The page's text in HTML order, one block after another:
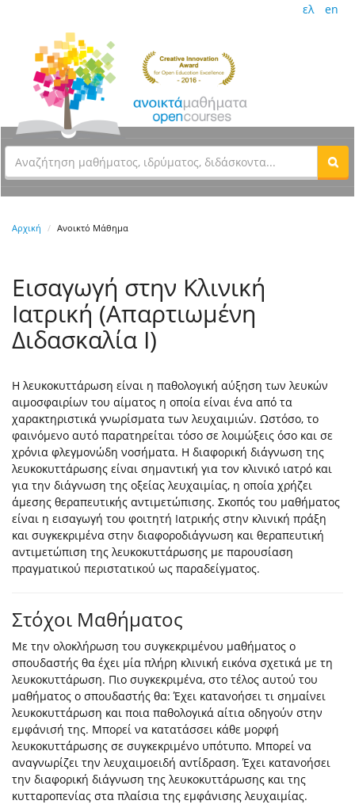
ελ en
Αρχική Ανοικτό Μάθημα
Εισαγωγή στην Κλινική
Ιατρική (Απαρτιωμένη
Διδασκαλία Ι)
Η λευκοκυττάρωση είναι η παθολογική αύξηση των λευκών
αιμοσφαιρίων του αίματος η οποία είναι ένα από τα
χαρακτηριστικά γνωρίσματα των λευχαιμιών. Ωστόσο, το
φαινόμενο αυτό παρατηρείται τόσο σε λοιμώξεις όσο και σε
χρόνια φλεγμονώδη νοσήματα. Η διαφορική διάγνωση της
λευκοκυττάρωσης είναι σημαντική για τον κλινικό ιατρό και
για την διάγνωση της οξείας λευχαιμίας, η οποία χρήζει
άμεσης θεραπευτικής αντιμετώπισης. Σκοπός του μαθήματος
είναι η εισαγωγή του φοιτητή Ιατρικής στην κλινική πράξη
και συγκεκριμένα στην διαφοροδιάγνωση και θεραπευτική
αντιμετώπιση της λευκοκυττάρωσης με παρουσίαση
πραγματικού περιστατικού ως παραδείγματος.
Στόχοι Μαθήματος
Με την ολοκλήρωση του συγκεκριμένου μαθήματος ο
σπουδαστής θα έχει μία πλήρη κλινική εικόνα σχετικά με τη
λευκοκυττάρωση. Πιο συγκεκριμένα, στο τέλος αυτού του
μαθήματος ο σπουδαστής θα: Έχει κατανοήσει τι σημαίνει
λευκοκυττάρωση και ποια παθολογικά αίτια οδηγούν στην
εμφάνισή της. Μπορεί να κατατάσσει κάθε μορφή
λευκοκυττάρωσης σε συγκεκριμένο υπότυπο. Μπορεί να
αναγνωρίζει την λευχαιμοειδή αντίδραση. Έχει κατανοήσει
την διαφορική διάγνωση της λευκοκυττάρωσης και της
κυτταροπενίας στα πλαίσια της εμφάνισης λευχαιμίας.